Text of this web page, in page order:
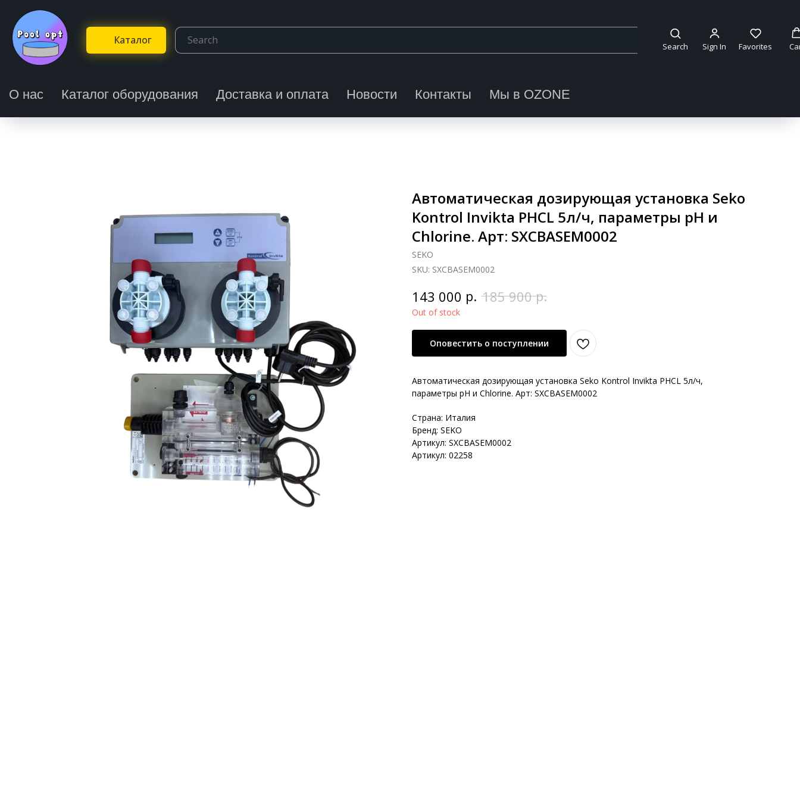
Каталог Search Sign In Favorites
О нас Каталог оборудования Доставка и оплата Новости Контакты Мы в OZONE
Автоматическая дозирующая установка Seko
Kontrol Invikta PHCL 5л/ч, параметры pH и
Chlorine. Арт: SXCBASEM0002
SEKO
SKU: SXCBASEM0002
143 000 р. 185 900 р.
Out of stock
Оповестить о поступлении
Автоматическая дозирующая установка Seko Kontrol Invikta PHCL 5л/ч,
параметры pH и Chlorine. Арт: SXCBASEM0002
Страна: Италия
Бренд: SEKO
Артикул: SXCBASEM0002
Артикул: 02258